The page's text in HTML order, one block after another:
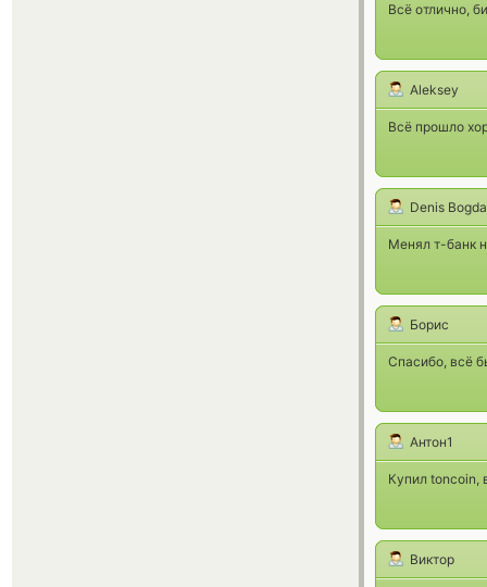
Всё отлично,
Aleksey
Всё прошло
Denis
Менял т-банк
Борис
Спасибо, всё
Антон1
Купил toncoin,
Виктор